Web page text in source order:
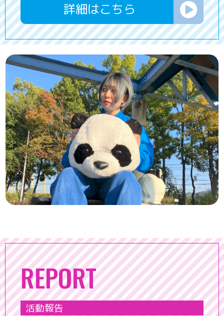
詳細はこちら
REPORT
活動報告